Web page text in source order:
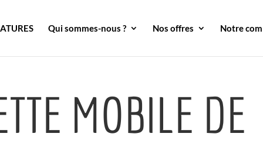
Qui sommes-nous ? Nos offres Notre
MOBILE DE